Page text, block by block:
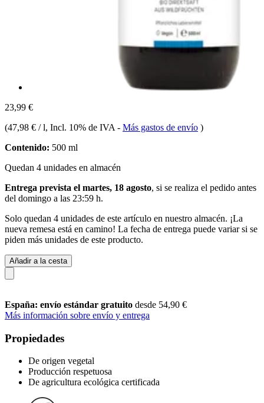
23,99 €
(47,98 € / l, Incl. 10% de IVA - Más gastos de envío )
Contenido: 500 ml
Quedan 4 unidades en almacén
Entrega prevista el martes, 18 agosto, si se realiza el pedido antes
del domingo a las 23:59 h.
Solo quedan 4 unidades de este artículo en nuestro almacén. ¡La
nueva remesa está en camino! La fecha de entrega puede variar si se
piden más unidades de este producto.
Añadir a la cesta
España: envío estándar gratuito desde 54,90 €
Más información sobre envío y entrega
Propiedades
De origen vegetal
Producción respetuosa
De agricultura ecológica certificada